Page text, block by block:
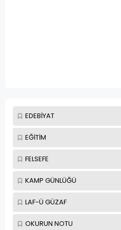
EDEBİYAT
EĞİTİM
FELSEFE
KAMP GÜNLÜĞÜ
LAF-Ü GÜZAF
OKURUN NOTU